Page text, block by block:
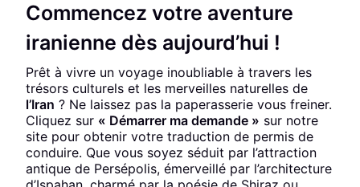
Commencez votre aventure
iranienne dès aujourd’hui !
Prêt à vivre un voyage inoubliable à travers les
trésors culturels et les merveilles naturelles de
l’Iran ? Ne laissez pas la paperasserie vous freiner.
Cliquez sur « Démarrer ma demande » sur notre
site pour obtenir votre traduction de permis de
conduire. Que vous soyez séduit par l’attraction
antique de Persépolis, émerveillé par l’architecture